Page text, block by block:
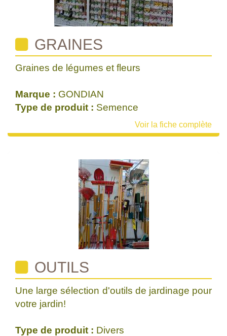
GRAINES
Graines de légumes et fleurs
Marque : GONDIAN
Type de produit : Semence
Voir la fiche complète
OUTILS
Une large sélection d'outils de jardinage pour
votre jardin!
Type de produit : Divers